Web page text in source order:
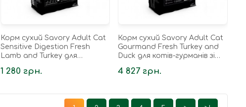
Корм сухий Savory Adult Cat
Sensitive Digestion Fresh
Lamb and Turkey для
травленням з...
1 280 грн.
Корм сухий Savory Adult Cat
Gourmand Fresh Turkey and
Duck для котів-гурманів зі
кг
4 827 грн.